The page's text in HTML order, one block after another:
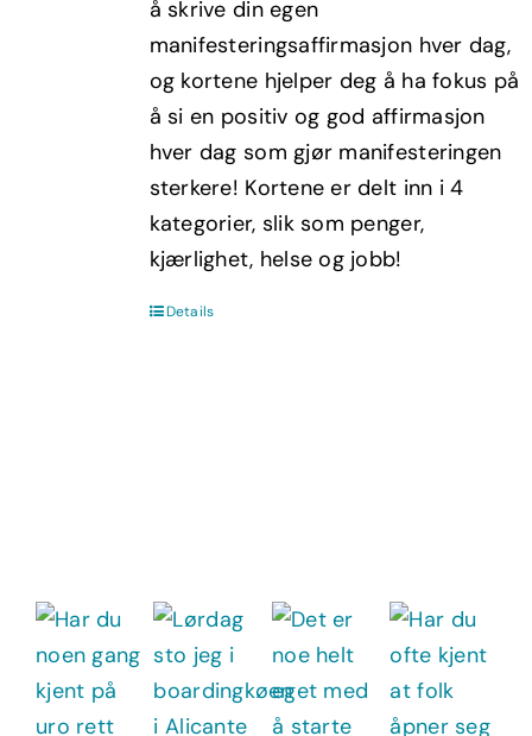
å skrive din egen
manifesteringsaffirmasjon hver dag,
og kortene hjelper deg å ha fokus på
å si en positiv og god affirmasjon
hver dag som gjør manifesteringen
sterkere! Kortene er delt inn i 4
kategorier, slik som penger,
kjærlighet, helse og jobb!
Details